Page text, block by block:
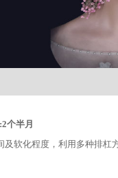
个半月
软化程度，利用多种排杠